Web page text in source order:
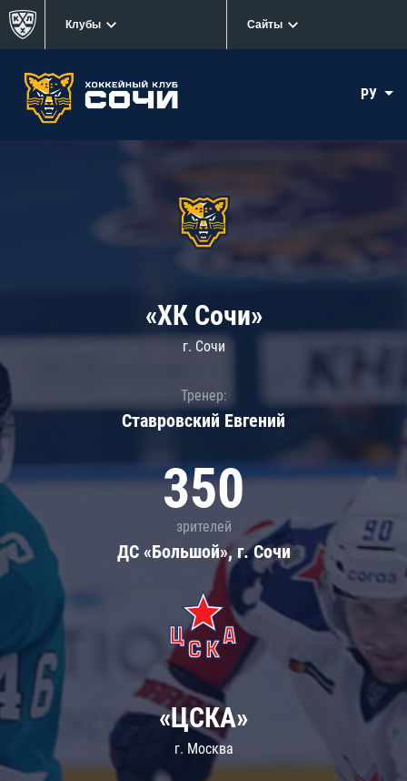
Клубы Сайты
РУ
«ХК Сочи»
г. Сочи
Тренер:
Ставровский Евгений
350
зрителей
ДС «Большой», г. Сочи
«ЦСКА»
г. Москва